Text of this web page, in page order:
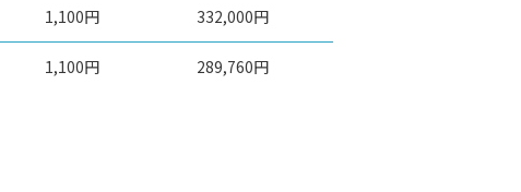
1,100円 332,000円
1,100円 289,760円